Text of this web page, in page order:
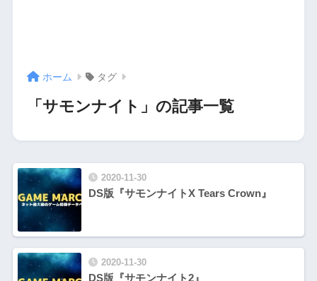
ホーム タグ
「サモンナイト」の記事一覧
2020-11-30
DS版『サモンナイトX Tears Crown』
2020-11-30
DS版『サモンナイト2』